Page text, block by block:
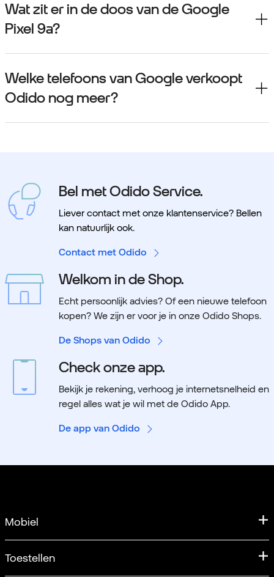
Wat zit er in de doos van de Google
Pixel 9a?
Welke telefoons van Google verkoopt
Odido nog meer?
Bel met Odido Service.
Liever contact met onze klantenservice? Bellen
kan natuurlijk ook.
Contact met Odido
Welkom in de Shop.
Echt persoonlijk advies? Of een nieuwe telefoon
kopen? We zijn er voor je in onze Odido Shops.
De Shops van Odido
Check onze app.
Bekijk je rekening, verhoog je internetsnelheid en
regel alles wat je wil met de Odido App.
De app van Odido
Mobiel
Toestellen